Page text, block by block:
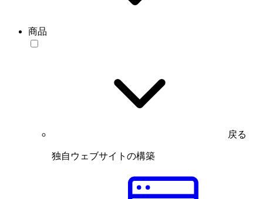
商品
戻る
独自ウェブサイトの構築